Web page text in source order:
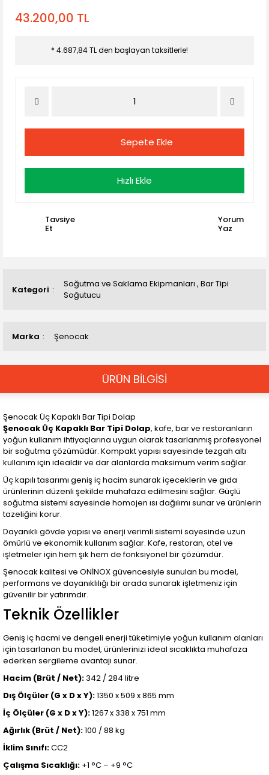
Kategori Soğutma ve Saklama Ekipmanları , Bar Tipi
Soğutucu
Marka Şenocak
43.200,00 TL
* 4.687,84 TL den başlayan taksitlerle!
Sepete Ekle
Hızlı Ekle
Tavsiye
Et
Yorum
Yaz
ÜRÜN BİLGİSİ
Şenocak Üç Kapaklı Bar Tipi Dolap
Şenocak Üç Kapaklı Bar Tipi Dolap, kafe, bar ve restoranların
yoğun kullanım ihtiyaçlarına uygun olarak tasarlanmış profesyonel
bir soğutma çözümüdür. Kompakt yapısı sayesinde tezgah altı
kullanım için idealdir ve dar alanlarda maksimum verim sağlar.
Üç kapılı tasarımı geniş iç hacim sunarak içeceklerin ve gıda
ürünlerinin düzenli şekilde muhafaza edilmesini sağlar. Güçlü
soğutma sistemi sayesinde homojen ısı dağılımı sunar ve ürünlerin
tazeliğini korur.
Dayanıklı gövde yapısı ve enerji verimli sistemi sayesinde uzun
ömürlü ve ekonomik kullanım sağlar. Kafe, restoran, otel ve
işletmeler için hem şık hem de fonksiyonel bir çözümdür.
Şenocak kalitesi ve ONİNOX güvencesiyle sunulan bu model,
performans ve dayanıklılığı bir arada sunarak işletmeniz için
güvenilir bir yatırımdır.
Teknik Özellikler
Geniş iç hacmi ve dengeli enerji tüketimiyle yoğun kullanım alanları
için tasarlanan bu model, ürünlerinizi ideal sıcaklıkta muhafaza
ederken sergileme avantajı sunar.
Hacim (Brüt / Net):342 / 284 litre
Dış Ölçüler (G x D x Y):1350 x 509 x 865 mm
İç Ölçüler (G x D x Y):1267 x 338 x 751 mm
Ağırlık (Brüt / Net):100 / 88 kg
İklim Sınıfı:CC2
Çalışma Sıcaklığı: +1 °C – +9 °C